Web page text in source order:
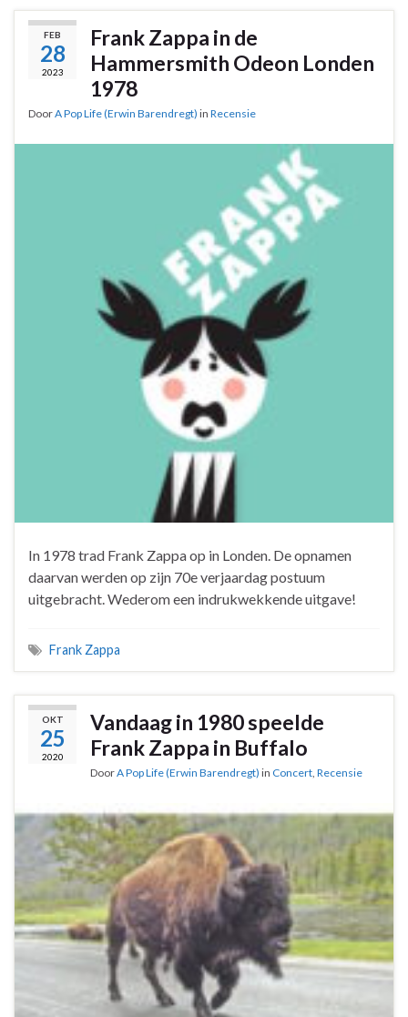
FEB
28
2023
Frank Zappa in de
Hammersmith Odeon Londen
1978
DoorA Pop Life (Erwin Barendregt) in Recensie
In 1978 trad Frank Zappa op in Londen. De opnamen
daarvan werden op zijn 70e verjaardag postuum
uitgebracht. Wederom een indrukwekkende uitgave!
Frank Zappa
OKT
25
2020
Vandaag in 1980 speelde
Frank Zappa in Buffalo
DoorA Pop Life (Erwin Barendregt) in Concert Recensie